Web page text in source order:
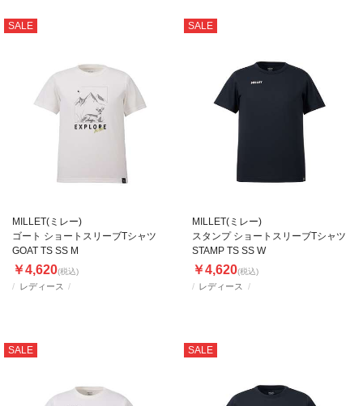
SALE
レディース
MILLET(ミレー)
ゴート ショートスリーブTシャツ
GOAT TS SS M
￥4,620(税込)
SALE
レディース
MILLET(ミレー)
スタンプ ショートスリーブTシャツ
STAMP TS SS W
￥4,620(税込)
SALE SALE